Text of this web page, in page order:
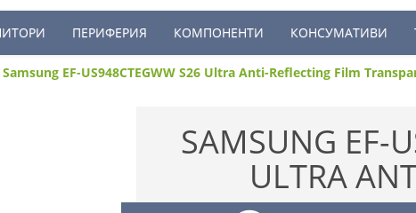
ПЕРИФЕРИЯ КОМПОНЕНТИ КОНСУМАТИВИ
Samsung EF-US948CTEGWW S26 Ultra Anti-Reflecting Film
SAMSUNG EF-
ULTRA